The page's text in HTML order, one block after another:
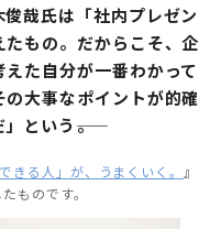
哉氏は「社内プレゼン
もの。だからこそ、企
た自分が一番わかって
大事なポイントが的確
という――。
きる人」が、うまくいく。
』
ものです。